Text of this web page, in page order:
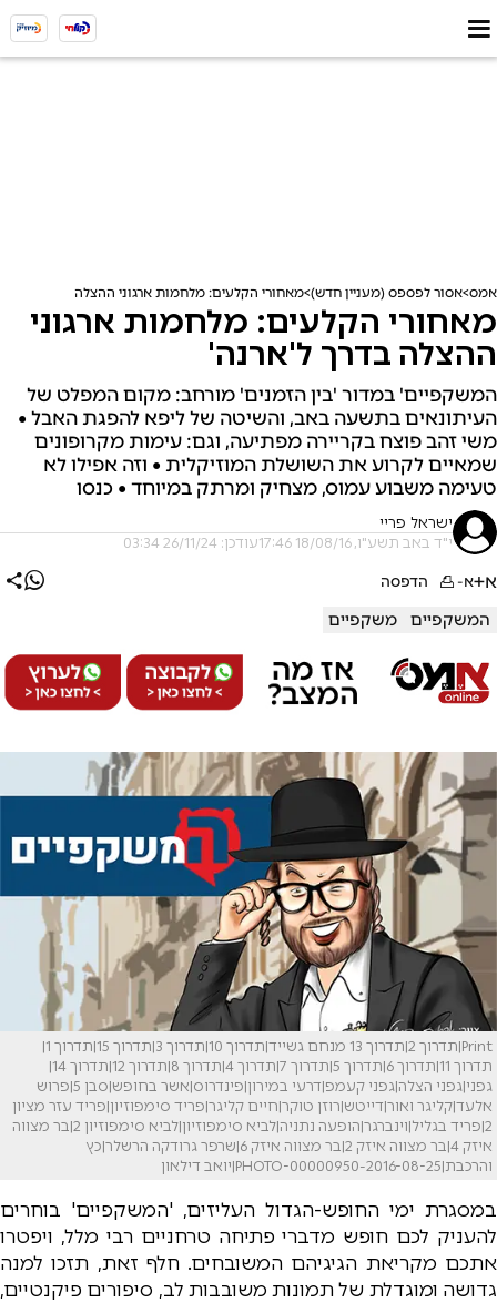
אמס אסור לפספס (מעניין חדש) מאחורי הקלעים: מלחמות ארגוני ההצלה בדרך
מאחורי הקלעים: מלחמות ארגוני
ההצלה בדרך ל'ארנה'
המשקפיים' במדור 'בין הזמנים' מורחב: מקום המפלט של
העיתונאים בתשעה באב, והשיטה של ליפא להפגת האבל •
משי זהב פוצח בקריירה מפתיעה, וגם: עימות מקרופונים
שמאיים לקרוע את השושלת המוזיקלית • וזה אפילו לא
טעימה משבוע עמוס, מצחיק ומרתק במיוחד • כנסו
ישראל פריי
י"ד באב תשע"ו, 18/08/16 17:46 עודכן: 26/11/24 03:34
א+א- הדפסה
המשקפיים משקפיים
Print|תדרוך 2|תדרוך 13 מנחם גשייד|תדרוך 10|תדרוך 3|תדרוך 15|תדרוך 1|
תדרוך 11|תדרוך 6|תדרוך 5|תדרוך 7|תדרוך 4|תדרוך 8|תדרוך 12|תדרוך 14|
גפני|גפני הצלה|גפני קעמפ|דרעי במירון|פינדרוס|אשר בחופש|סבן 5|פרוש
אלעד|קליגר ואור|דייטש|רוזן טוקר|חיים קליגר|פריד סימפוזיון|פריד עזר מציון
2|פריד בגליל|וינברגר|הופעה נתניה|לביא סימפוזיון|לביא סימפוזיון 2|בר מצווה
איזק 4|בר מצווה איזק 2|בר מצווה איזק 6|שרפר גרודקה הרשלר|כץ
והרכבת|2016-08-25-PHOTO-00000950|יואב דילאון
במסגרת ימי החופש-הגדול העליזים, 'המשקפיים' בוחרים
להעניק לכם חופש מדברי פתיחה טרחניים רבי מלל, ויפטרו
אתכם מקריאת הגיגיהם המשובחים. חלף זאת, תזכו למנה
גדושה ומוגדלת של תמונות משובבות לב, סיפורים פיקנטיים,